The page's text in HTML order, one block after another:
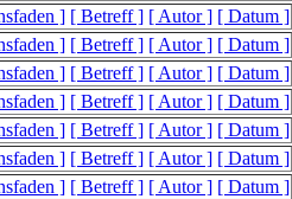
] [ Betreff ] [ Autor ] [ Datum ]
] [ Betreff ] [ Autor ] [ Datum ]
] [ Betreff ] [ Autor ] [ Datum ]
] [ Betreff ] [ Autor ] [ Datum ]
] [ Betreff ] [ Autor ] [ Datum ]
] [ Betreff ] [ Autor ] [ Datum ]
] [ Betreff ] [ Autor ] [ Datum ]